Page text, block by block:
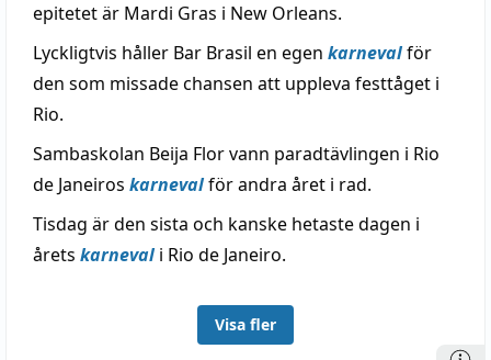
epitetet är Mardi Gras i New Orleans.
Lyckligtvis håller Bar Brasil en egen karnevalför
den som missade chansen att uppleva festtåget i
Rio.
Sambaskolan Beija Flor vann paradtävlingen i Rio
de Janeiros karnevalför andra året i rad.
Tisdag är den sista och kanske hetaste dagen i
årets karnevali Rio de Janeiro.
Visa fler